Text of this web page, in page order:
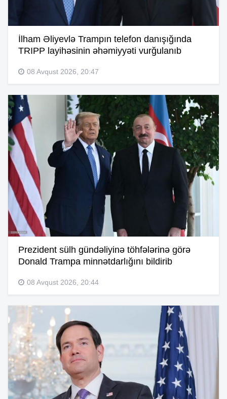
İlham Əliyevlə Trampın telefon danışığında
TRIPP layihəsinin əhəmiyyəti vurğulanıb
08 Avqust 2026, 20:47
Prezident sülh gündəliyinə töhfələrinə görə
Donald Trampa minnətdarlığını bildirib
08 Avqust 2026, 20:44